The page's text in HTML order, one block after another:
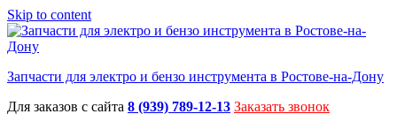
Skip to content
Запчасти для электро и бензо инструмента в Ростове-на-Дону
Для заказов с сайта 8 (939) 789-12-13 Заказать звонок